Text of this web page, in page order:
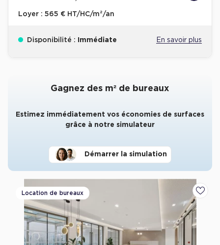
Loyer : 565 € HT/HC/m²/an
Disponibilité : Immédiate En savoir plus
Gagnez des m² de bureaux
Estimez immédiatement vos économies de surfaces
grâce à notre simulateur
Démarrer la simulation
Location de bureaux